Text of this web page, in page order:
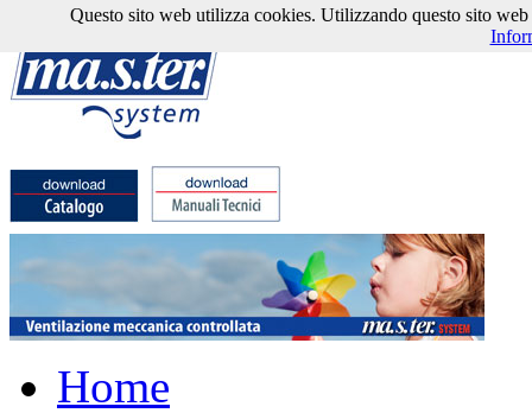
Home
Questo sito web utilizza cookies. Utilizzando questo sito